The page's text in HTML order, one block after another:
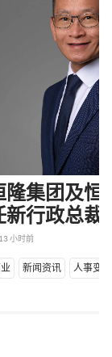
隆集团及恒
新行政总裁
13 小时前
新闻资讯 人事变动